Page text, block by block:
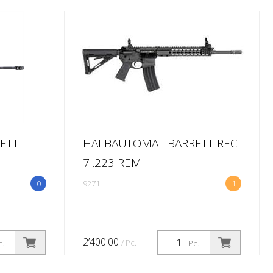
0
HALBAUTOMAT BARRETT REC
7 .223 REM
1
9271
Pc.
2’400.00 / Pc.